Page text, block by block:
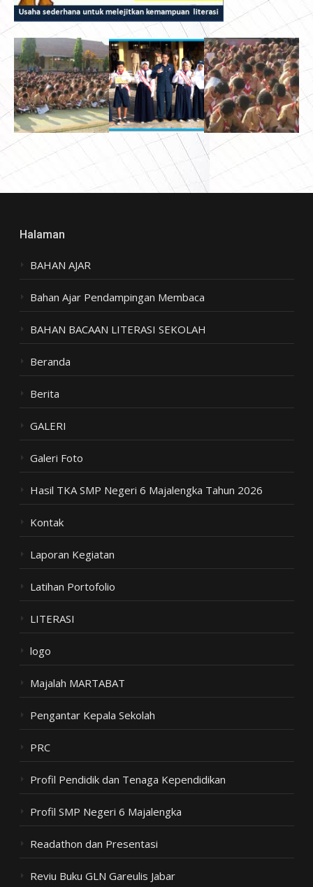
Halaman
BAHAN AJAR
Bahan Ajar Pendampingan Membaca
BAHAN BACAAN LITERASI SEKOLAH
Beranda
Berita
GALERI
Galeri Foto
Hasil TKA SMP Negeri 6 Majalengka Tahun 2026
Kontak
Laporan Kegiatan
Latihan Portofolio
LITERASI
logo
Majalah MARTABAT
Pengantar Kepala Sekolah
PRC
Profil Pendidik dan Tenaga Kependidikan
Profil SMP Negeri 6 Majalengka
Readathon dan Presentasi
Reviu Buku GLN Gareulis Jabar